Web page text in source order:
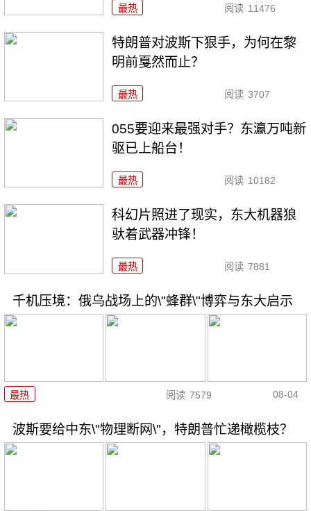
最热 阅读 11476
特朗普对波斯下狠手，为何在黎
明前戛然而止？
最热 阅读 3707
055要迎来最强对手？东瀛万吨新
驱已上船台！
最热 阅读 10182
科幻片照进了现实，东大机器狼
驮着武器冲锋！
最热 阅读 7881
千机压境：俄乌战场上的\"蜂群\"博弈与东大启示
最热 阅读 7579 08-04
波斯要给中东\"物理断网\"，特朗普忙递橄榄枝？